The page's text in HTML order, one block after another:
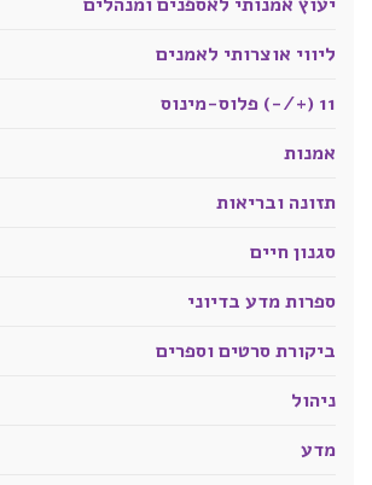
ליווי אוצרותי לאמנים
11 (+/-) פלוס-מינוס
אמנות
תזונה ובריאות
סגנון חיים
ספרות מדע בדיוני
ביקורת סרטים וספרים
ניהול
מדע